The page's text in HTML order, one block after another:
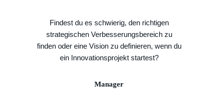
Findest du es schwierig, den richtigen
strategischen Verbesserungsbereich zu
finden oder eine Vision zu definieren, wenn du
ein Innovationsprojekt startest?
Manager